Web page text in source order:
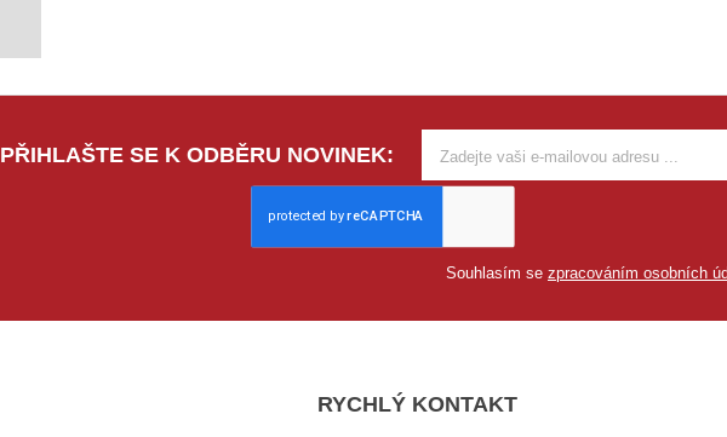
PŘIHLAŠTE SE K ODBĚRU NOVINEK:
Souhlasím se zpracováním osobních
RYCHLÝ KONTAKT